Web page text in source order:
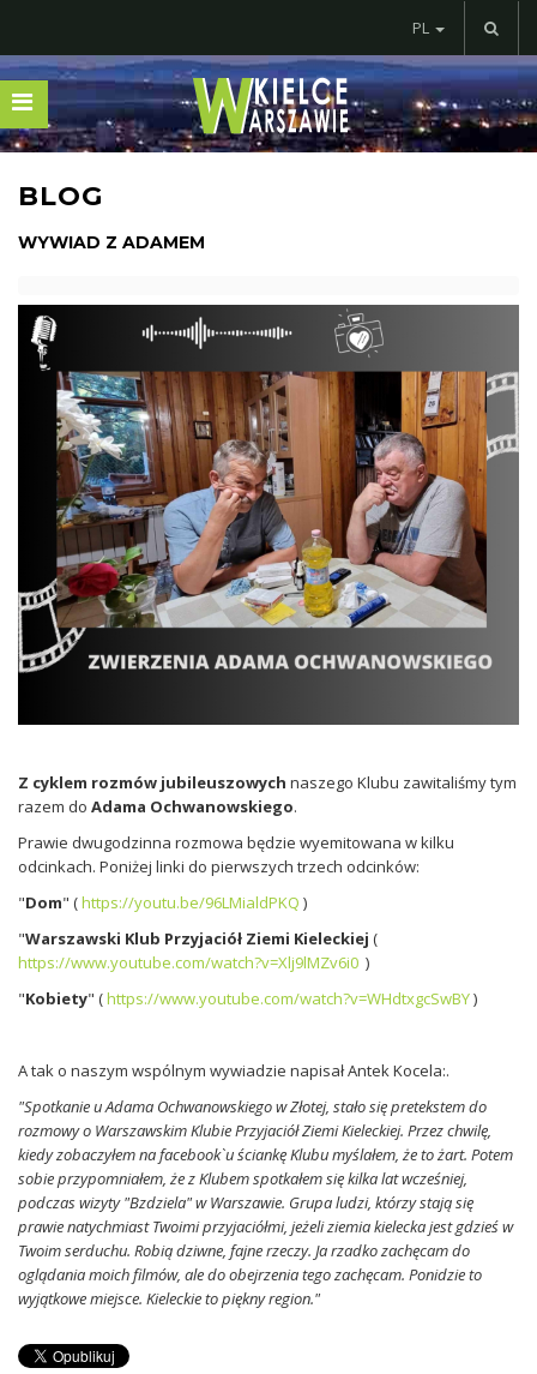
PL
BLOG
WYWIAD Z ADAMEM
Z cyklem rozmów jubileuszowych naszego Klubu zawitaliśmy tym
razem do Adama Ochwanowskiego.
Prawie dwugodzinna rozmowa będzie wyemitowana w kilku
odcinkach. Poniżej linki do pierwszych trzech odcinków:
"Dom" (https://youtu.be/96LMialdPKQ )
"Warszawski Klub Przyjaciół Ziemi Kieleckiej (
https://www.youtube.com/watch?v=Xlj9lMZv6i0 )
"Kobiety" (https://www.youtube.com/watch?v=WHdtxgcSwBY)
A tak o naszym wspólnym wywiadzie napisał Antek Kocela:.
"Spotkanie u Adama Ochwanowskiego w Złotej, stało się pretekstem do
rozmowy o Warszawskim Klubie Przyjaciół Ziemi Kieleckiej. Przez chwilę,
kiedy zobaczyłem na facebook`u ściankę Klubu myślałem, że to żart. Potem
sobie przypomniałem, że z Klubem spotkałem się kilka lat wcześniej,
podczas wizyty "Bzdziela" w Warszawie. Grupa ludzi, którzy stają się
prawie natychmiast Twoimi przyjaciółmi, jeżeli ziemia kielecka jest gdzieś w
Twoim serduchu. Robią dziwne, fajne rzeczy. Ja rzadko zachęcam do
oglądania moich filmów, ale do obejrzenia tego zachęcam. Ponidzie to
wyjątkowe miejsce. Kieleckie to piękny region."